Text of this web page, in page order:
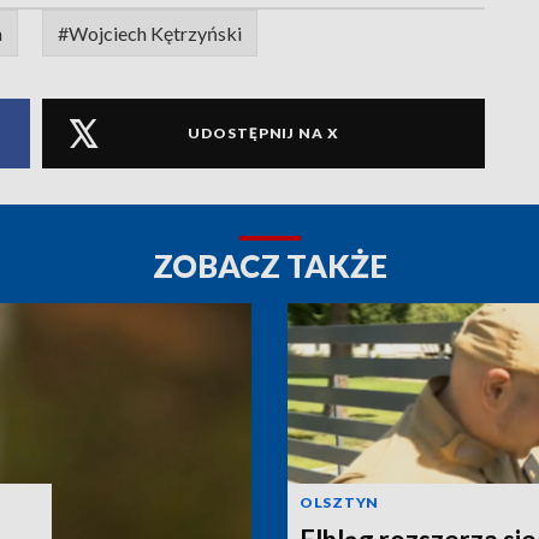
#Wojciech Kętrzyński
UDOSTĘPNIJ NA X
ZOBACZ TAKŻE
OLSZTYN